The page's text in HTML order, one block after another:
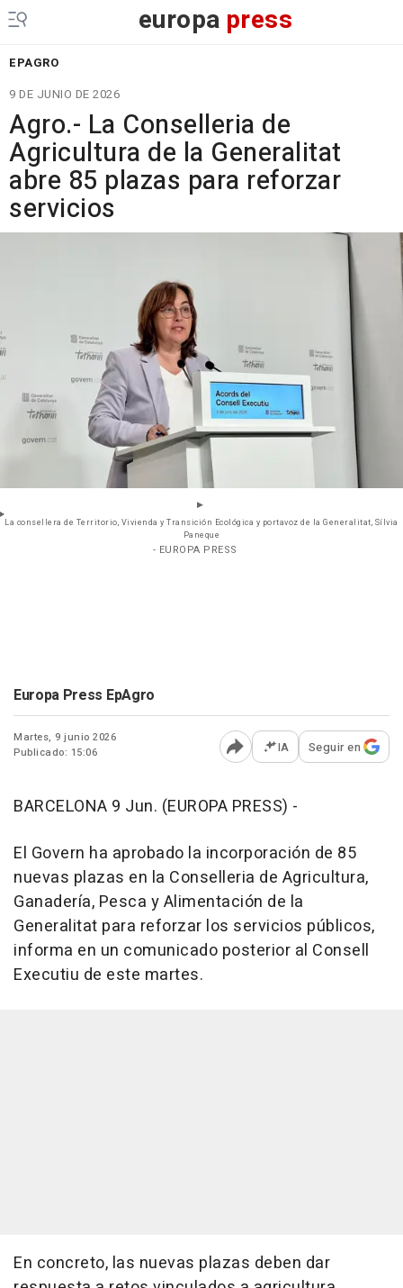
europa press
EPAGRO
9 DE JUNIO DE 2026
Agro.- La Conselleria de
Agricultura de la Generalitat
abre 85 plazas para reforzar
servicios
La consellera de Territorio, Vivienda y Transición Ecológica y portavoz de la Generalitat, Sílvia
Paneque
- EUROPA PRESS
Europa Press EpAgro
Martes, 9 junio 2026
Publicado: 15:06
Abrir opciones para
IA Seguir en
BARCELONA 9 Jun. (EUROPA PRESS) -
El Govern ha aprobado la incorporación de 85
nuevas plazas en la Conselleria de Agricultura,
Ganadería, Pesca y Alimentación de la
Generalitat para reforzar los servicios públicos,
informa en un comunicado posterior al Consell
Executiu de este martes.
En concreto, las nuevas plazas deben dar